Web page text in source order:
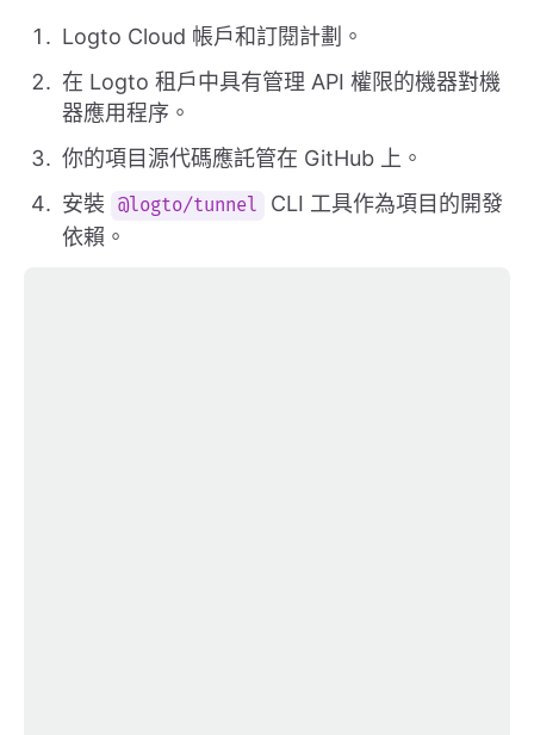
Logto Cloud 帳戶和訂閱計劃。
在 Logto 租戶中具有管理 API 權限的機器對機
器應用程序。
你的項目源代碼應託管在 GitHub 上。
安裝
@logto/tunnel
CLI 工具作為項目的開發
依賴。